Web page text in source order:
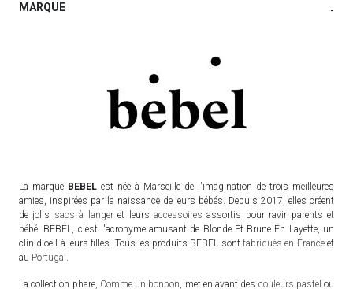
MARQUE -
La marque BEBEL est née à Marseille de l'imagination de trois meilleures
amies, inspirées par la naissance de leurs bébés. Depuis 2017, elles créent
de jolis sacs à langeret leurs accessoires assortis pour ravir parents et
bébé. BEBEL, c'est l'acronyme amusant de Blonde Et Brune En Layette, un
clin d'oeil à leurs filles. Tous les produits BEBEL sontfabriqués en Franceet
au Portugal .
La collection phare, Comme un bonbon, met en avant des couleurs pastel ou